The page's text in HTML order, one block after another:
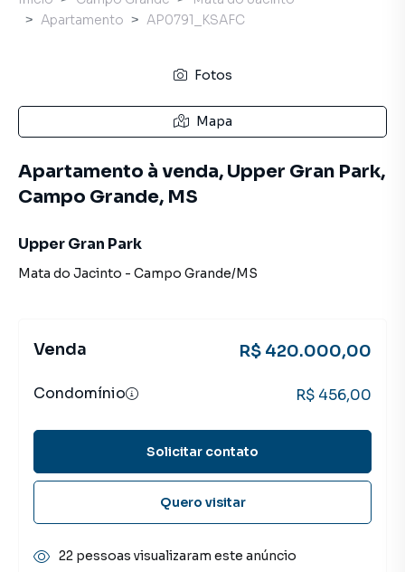
Apartamento
AP0791_KSAFC
Fotos
Mapa
Apartamento à venda, Upper Gran Park,
Campo Grande, MS
Upper Gran Park
Mata do Jacinto - Campo Grande/MS
Venda R$ 420.000,00
Condomínio R$ 456,00
Solicitar contato
Quero visitar
22 pessoas visualizaram este anúncio